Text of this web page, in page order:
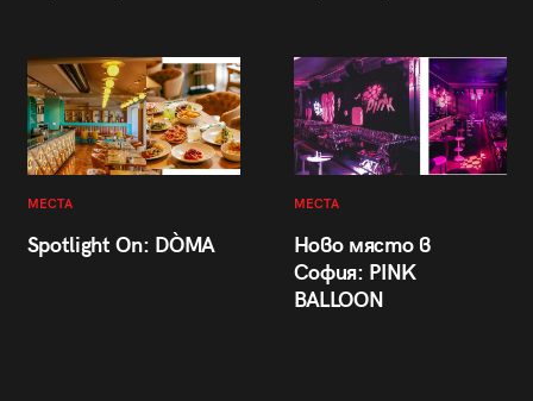
МЕСТА
Spotlight On: DÒMA
МЕСТА
Ново място в
София: PINK
BALLOON